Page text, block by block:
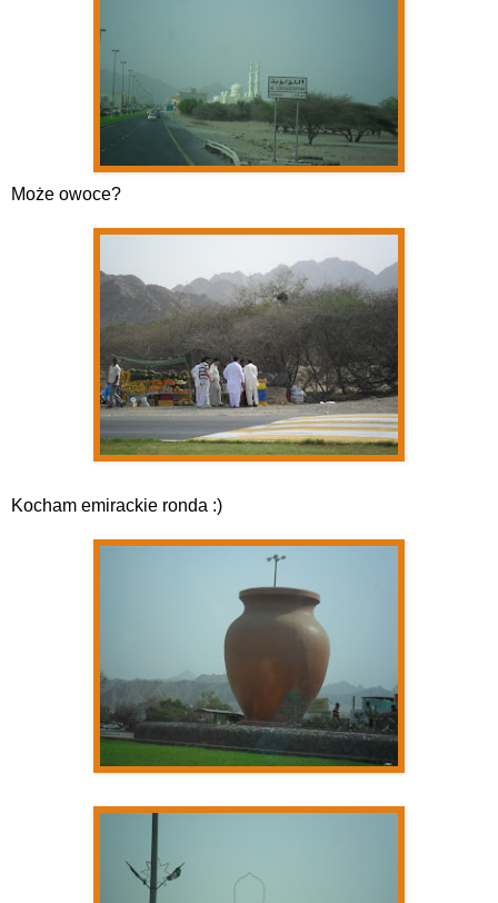
Może owoce?
Kocham emirackie ronda :)